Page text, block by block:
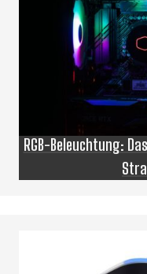
RGB-Beleuchtung: